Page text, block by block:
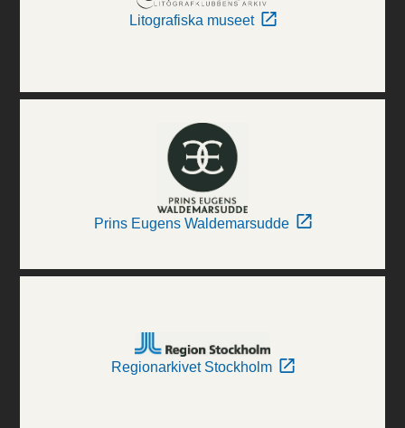
Litografiska museet
Prins Eugens Waldemarsudde
Regionarkivet Stockholm